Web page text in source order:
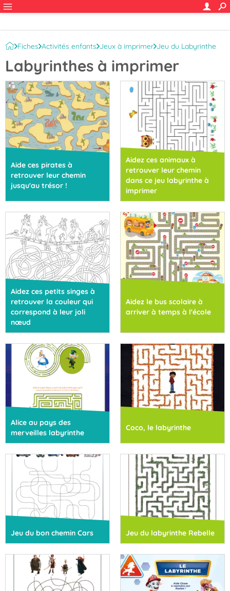
Fiches Activités enfants Jeux à imprimer Jeu du Labyrinthe
Labyrinthes à imprimer
Labyrinthes à imprimer
Aide ces pirates à
retrouver leur chemin
jusqu'au trésor !
Aidez ces animaux à
retrouver leur chemin
dans ce jeu labyrinthe à
imprimer
Aidez ces petits singes à
retrouver la couleur qui
correspond à leur joli
nœud
Aidez le bus scolaire à
arriver à temps à l'école
Alice au pays des
merveilles labyrinthe
Coco, le labyrinthe
Jeu du bon chemin Cars Jeu du labyrinthe Rebelle